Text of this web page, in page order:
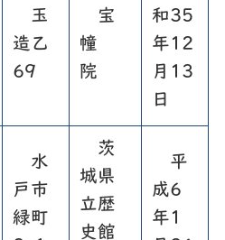
玉
造乙
69
宝
幢
院
和35
年12
月13
日
水
戸市
緑町
茨
城県
立歴
史館
平
成6
年1